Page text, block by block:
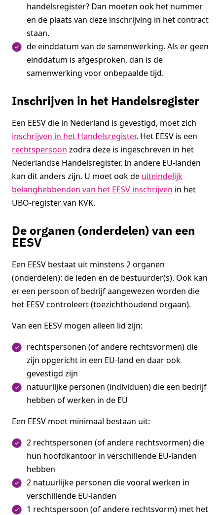
handelsregister? Dan moeten ook het nummer
en de plaats van deze inschrijving in het contract
staan.
de einddatum van de samenwerking. Als er geen
einddatum is afgesproken, dan is de
samenwerking voor onbepaalde tijd.
Inschrijven in het Handelsregister
Een EESV die in Nederland is gevestigd, moet zich
inschrijven in het Handelsregister. Het EESV is een
rechtspersoon zodra deze is ingeschreven in het
Nederlandse Handelsregister. In andere EU-landen
kan dit anders zijn. U moet ook de uiteindelijk
belanghebbenden van het EESV inschrijven in het
UBO-register van KVK.
De organen (onderdelen) van een
EESV
Een EESV bestaat uit minstens 2 organen
(onderdelen): de leden en de bestuurder(s). Ook kan
er een persoon of bedrijf aangewezen worden die
het EESV controleert (toezichthoudend orgaan).
Van een EESV mogen alleen lid zijn:
rechtspersonen (of andere rechtsvormen) die
zijn opgericht in een EU-land en daar ook
gevestigd zijn
natuurlijke personen (individuen) die een bedrijf
hebben of werken in de EU
Een EESV moet minimaal bestaan uit:
2 rechtspersonen (of andere rechtsvormen) die
hun hoofdkantoor in verschillende EU-landen
hebben
2 natuurlijke personen die vooral werken in
verschillende EU-landen
1 rechtspersoon (of andere rechtsvorm) met het